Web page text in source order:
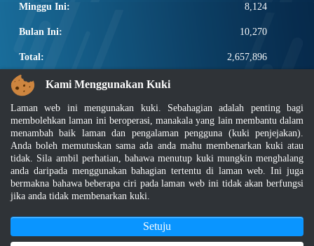
Minggu Ini: 8,124
Bulan Ini: 10,270
Total: 2,657,896
PAUTAN POPULAR
Elektroteknikal, ICT dan Pembinaan
Other Notification Search
Regular Notification Search
Notification Subscription
Pengurusan Perniagaan dan Keselamatan Pekerjaan
Peta Laman|MyGOV
Hakcipta 2022 @ Jabatan Standard Malaysia
Kami Menggunakan Kuki
Laman web ini mengunakan kuki. Sebahagian adalah penting bagi
membolehkan laman ini beroperasi, manakala yang lain membantu dalam
menambah baik laman dan pengalaman pengguna (kuki penjejakan).
Anda boleh memutuskan sama ada anda mahu membenarkan kuki atau
tidak. Sila ambil perhatian, bahawa menutup kuki mungkin menghalang
anda daripada menggunakan bahagian tertentu di laman web. Ini juga
bermakna bahawa beberapa ciri pada laman web ini tidak akan berfungsi
jika anda tidak membenarkan kuki.
Setuju